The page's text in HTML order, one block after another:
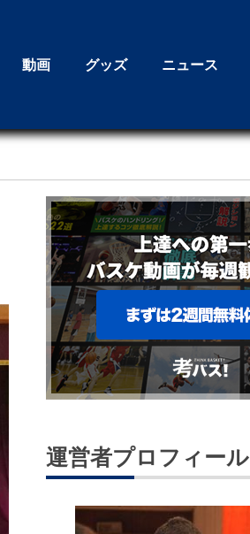
動画 グッズ ニュース
運営者プロフィール